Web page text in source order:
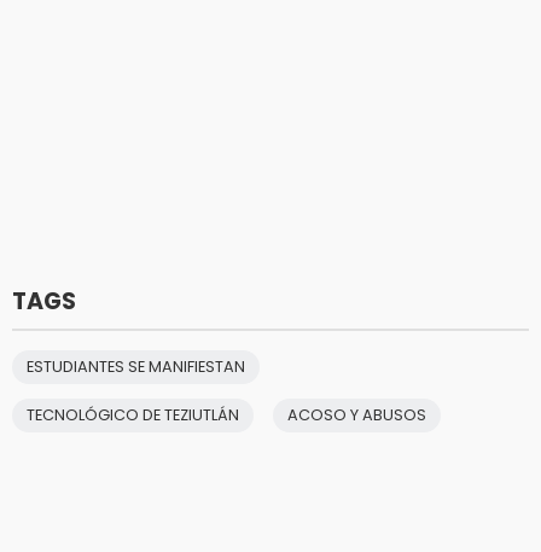
TAGS
ESTUDIANTES SE MANIFIESTAN
TECNOLÓGICO DE TEZIUTLÁN ACOSO Y ABUSOS